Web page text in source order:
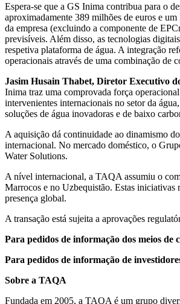
Espera-se que a GS Inima contribua para o
aproximadamente 389 milhões de euros e
da empresa (excluindo a componente de
previsíveis. Além disso, as tecnologias
respetiva plataforma de água. A integração
operacionais através de uma combinação de
Jasim Husain Thabet, Diretor Executivo
Inima traz uma comprovada força
intervenientes internacionais no setor da
soluções de água inovadoras e de baixo
A aquisição dá continuidade ao dinamismo
internacional. No mercado doméstico, o
Water Solutions.
A nível internacional, a TAQA assumiu o
Marrocos e no Uzbequistão. Estas iniciativas
presença global.
A transação está sujeita a aprovações
Para pedidos de informação dos meios de
Para pedidos de informação de
Sobre a TAQA
Fundada em 2005, a TAQA é um grupo